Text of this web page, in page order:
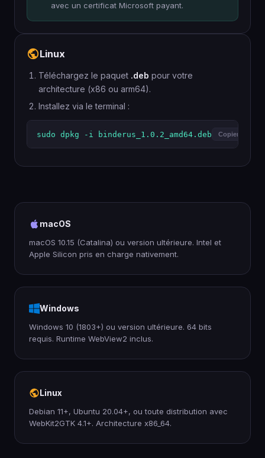
avec un certificat Microsoft payant.
Linux
Téléchargez le paquet .deb pour votre
architecture (x86 ou arm64).
Installez via le terminal :
sudo dpkg -i binderus_1.0.2_amd64.deb Copier
macOS
macOS 10.15 (Catalina) ou version ultérieure. Intel et
Apple Silicon pris en charge nativement.
Windows
Windows 10 (1803+) ou version ultérieure. 64 bits
requis. Runtime WebView2 inclus.
Linux
Debian 11+, Ubuntu 20.04+, ou toute distribution avec
WebKit2GTK 4.1+. Architecture x86_64.